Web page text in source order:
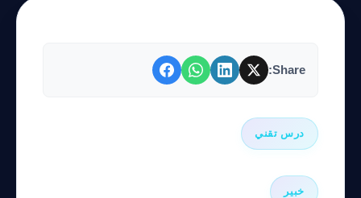
Share:
درس تقني
خبير